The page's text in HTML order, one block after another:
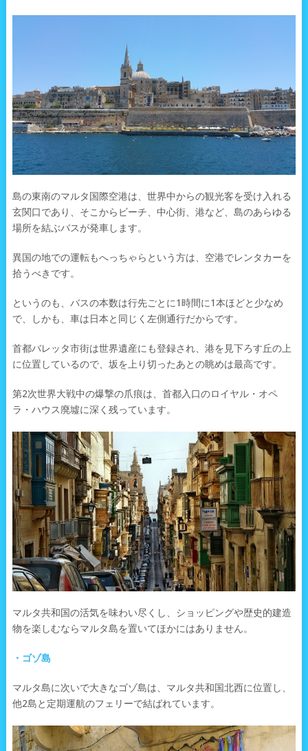
島の東南のマルタ国際空港は、世界中からの観光客を受け入れる
玄関口であり、そこからビーチ、中心街、港など、島のあらゆる
場所を結ぶバスが発車します。
異国の地での運転もへっちゃらという方は、空港でレンタカーを
拾うべきです。
というのも、バスの本数は行先ごとに1時間に1本ほどと少なめ
で、しかも、車は日本と同じく左側通行だからです。
首都バレッタ市街は世界遺産にも登録され、港を見下ろす丘の上
に位置しているので、坂を上り切ったあとの眺めは最高です。
第2次世界大戦中の爆撃の爪痕は、首都入口のロイヤル・オペ
ラ・ハウス廃墟に深く残っています。
マルタ共和国の活気を味わい尽くし、ショッピングや歴史的建造
物を楽しむならマルタ島を置いてほかにはありません。
・ゴゾ島
マルタ島に次いで大きなゴゾ島は、マルタ共和国北西に位置し、
他2島と定期運航のフェリーで結ばれています。